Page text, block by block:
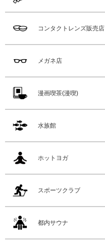
コンタクトレンズ販売店
メガネ店
漫画喫茶(漫喫)
水族館
ホットヨガ
スポーツクラブ
都内サウナ